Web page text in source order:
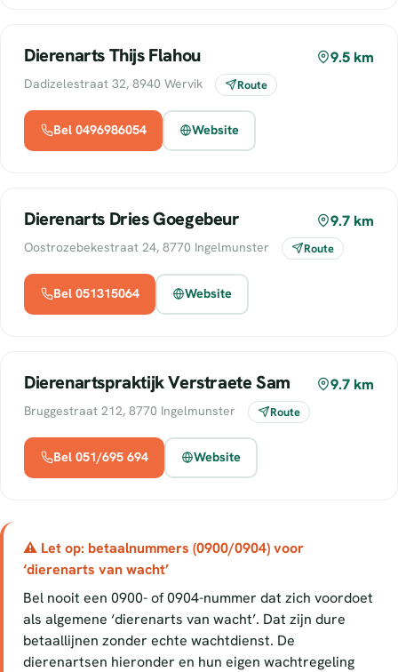
Dierenarts Thijs Flahou 9.5 km
Dadizelestraat 32, 8940 Wervik Route
Bel 0496986054 Website
Dierenarts Dries Goegebeur 9.7 km
Oostrozebekestraat 24, 8770 Ingelmunster Route
Bel 051315064 Website
Dierenartspraktijk Verstraete Sam 9.7 km
Bruggestraat 212, 8770 Ingelmunster Route
Bel 051/695 694 Website
⚠ Let op: betaalnummers (0900/0904) voor
‘dierenarts van wacht’
Bel nooit een 0900- of 0904-nummer dat zich voordoet
als algemene ‘dierenarts van wacht’. Dat zijn dure
betaallijnen zonder echte wachtdienst. De
dierenartsen hieronder en hun eigen wachtregeling